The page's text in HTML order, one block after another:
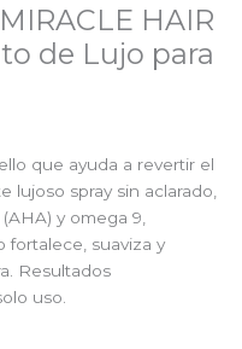
HAIR
de Lujo para
que ayuda a revertir el
lujoso spray sin aclarado,
y omega 9,
fortalece, suaviza y
Resultados
uso.